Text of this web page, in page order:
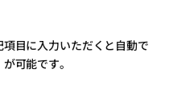
目に入力いただくと自動で
可能です。